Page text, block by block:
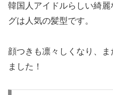
韓国人アイドルらしい綺
グは人気の髪型です。
顔つきも凛々しくなり、
ました！